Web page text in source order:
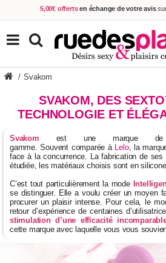
5,00€ offerts en échange de votre avis
Achetez aujourd'hui. Décidez
Livraison en 48h
au prix de 2,90 € !
TOUS NOS
/ Svakom
SVAKOM, DES
TECHNOLOGIE ET
Svakom est une marque de
gamme. Souvent comparée à Lelo, la
face à la concurrence. La fabrication de
étudiée, les matériaux choisis sont en
C’est tout particulièrement la mode
se distinguer. Elle a voulu créer un moyen
procurer un plaisir intense. Pour cela, le
retour d’expérience de centaines
stimulation d’une efficacité
cette marque avec laquelle vous vous